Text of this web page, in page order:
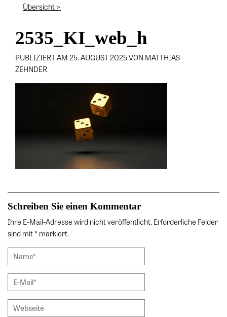
Übersicht >
2535_KI_web_h
PUBLIZIERT AM 25. AUGUST 2025 VON MATTHIAS
ZEHNDER
Schreiben Sie einen Kommentar
Ihre E-Mail-Adresse wird nicht veröffentlicht. Erforderliche Felder
sind mit * markiert.